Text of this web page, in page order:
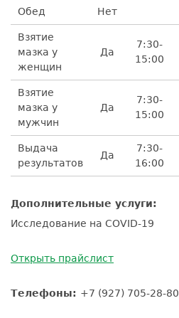
Обед Нет
Взятие
мазка у
женщин
Да
7:30-
15:00
Взятие
мазка у
мужчин
Да
7:30-
15:00
Выдача
результатов
Да
7:30-
16:00
Дополнительные услуги:
Исследование на COVID-19
Открыть прайслист
Телефоны: +7 (927) 705-28-80